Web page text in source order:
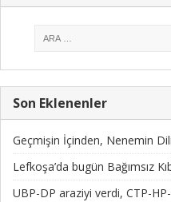
Son Eklenenler
Geçmişin İçinden, Nenemin
Lefkoşa’da bugün Bağımsız
UBP-DP araziyi verdi, CTP-